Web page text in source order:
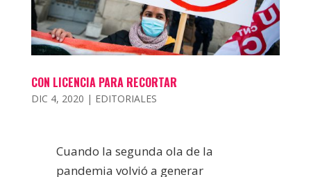
CON LICENCIA PARA RECORTAR
DIC 4, 2020 | EDITORIALES
Cuando la segunda ola de la
pandemia volvió a generar